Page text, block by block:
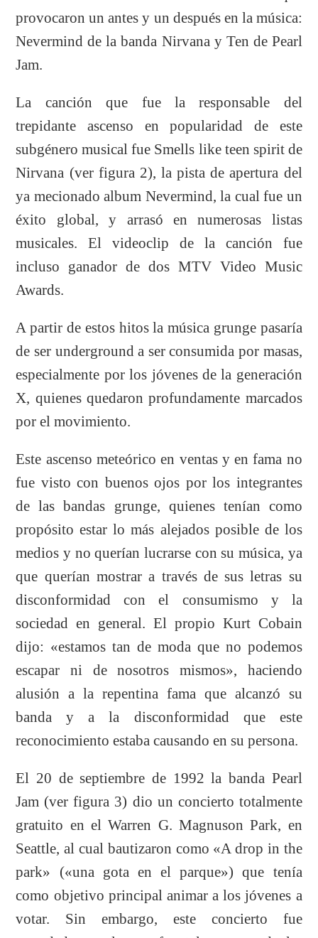
provocaron un antes y un después en la música:
Nevermind de la banda Nirvana y Ten de Pearl
Jam.
La canción que fue la responsable del
trepidante ascenso en popularidad de este
subgénero musical fue Smells like teen spirit de
Nirvana (ver figura 2), la pista de apertura del
ya mecionado album Nevermind, la cual fue un
éxito global, y arrasó en numerosas listas
musicales. El videoclip de la canción fue
incluso ganador de dos MTV Video Music
Awards.
A partir de estos hitos la música grunge pasaría
de ser underground a ser consumida por masas,
especialmente por los jóvenes de la generación
X, quienes quedaron profundamente marcados
por el movimiento.
Este ascenso meteórico en ventas y en fama no
fue visto con buenos ojos por los integrantes
de las bandas grunge, quienes tenían como
propósito estar lo más alejados posible de los
medios y no querían lucrarse con su música, ya
que querían mostrar a través de sus letras su
disconformidad con el consumismo y la
sociedad en general. El propio Kurt Cobain
dijo: «estamos tan de moda que no podemos
escapar ni de nosotros mismos», haciendo
alusión a la repentina fama que alcanzó su
banda y a la disconformidad que este
reconocimiento estaba causando en su persona.
El 20 de septiembre de 1992 la banda Pearl
Jam (ver figura 3) dio un concierto totalmente
gratuito en el Warren G. Magnuson Park, en
Seattle, al cual bautizaron como «A drop in the
park» («una gota en el parque») que tenía
como objetivo principal animar a los jóvenes a
votar. Sin embargo, este concierto fue